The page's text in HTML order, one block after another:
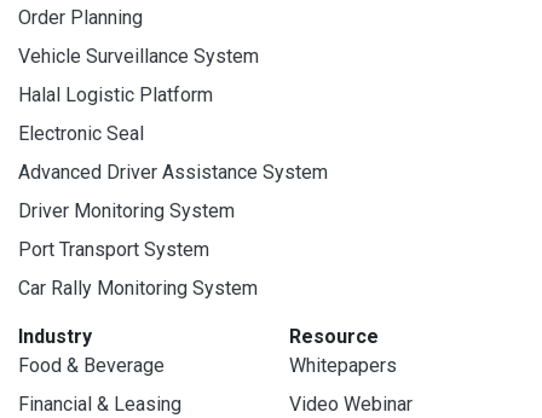
Order Planning
Vehicle Surveillance System
Halal Logistic Platform
Electronic Seal
Advanced Driver Assistance System
Driver Monitoring System
Port Transport System
Car Rally Monitoring System
Industry
Food & Beverage
Financial & Leasing
Resource
Whitepapers
Video Webinar